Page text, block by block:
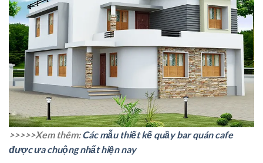
>>>>>Xem thêm:Các mẫu thiết kế quầy bar quán cafe
được ưa chuộng nhất hiện nay